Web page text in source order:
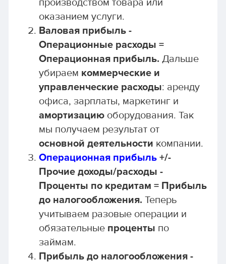
производством товара или
оказанием услуги.
Валовая прибыль -
Операционные расходы =
Операционная прибыль. Дальше
убираем коммерческие и
управленческие расходы: аренду
офиса, зарплаты, маркетинг и
амортизациюоборудования. Так
мы получаем результат от
основной деятельности компании.
Операционная прибыль+/-
Прочие доходы/расходы -
Проценты по кредитам = Прибыль
до налогообложения. Теперь
учитываем разовые операции и
обязательные проценты по
займам.
Прибыль до налогообложения -